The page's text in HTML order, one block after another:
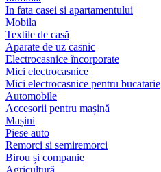
In fata casei si apartamentului
Mobila
Textile de casă
Aparate de uz casnic
Electrocasnice încorporate
Mici electrocasnice
Mici electrocasnice pentru bucatarie
Automobile
Accesorii pentru mașină
Mașini
Piese auto
Remorci si semiremorci
Birou și companie
Agricultură